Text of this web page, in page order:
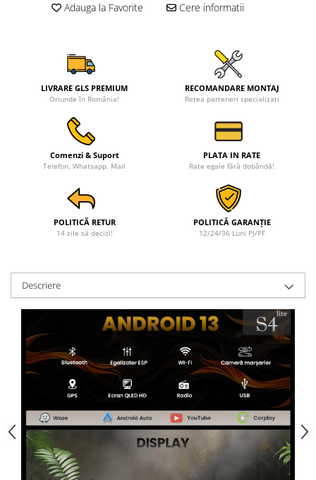
Adauga la Favorite Cere informatii
LIVRARE GLS PREMIUM
Oriunde în România!
RECOMANDARE MONTAJ
Rețea parteneri specializați
Comenzi & Suport
Telefon, Whatsapp, Mail
PLATA IN RATE
Rate egale fără dobândă!
POLITICĂ RETUR
14 zile să decizi!
POLITICĂ GARANȚIE
12/24/36 Luni PJ/PF
Descriere